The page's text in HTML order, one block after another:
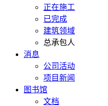
正在施工
已完成
建筑领域
总承包人
消息
公司活动
项目新闻
图书馆
文档